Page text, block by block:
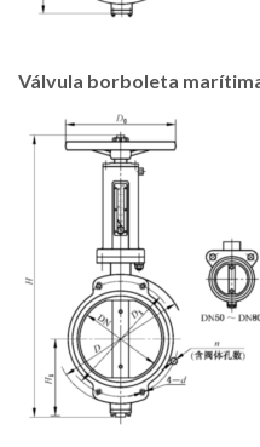
Válvula borboleta